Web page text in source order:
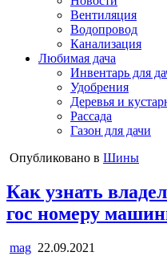
Вентиляция
Водопровод
Канализация
Любимая дача
Инвентарь для
Удобрения
Деревья и
Рассада
Газон для дачи
Опубликовано в Шины
Как узнать
гос номеру
mag 22.09.2021